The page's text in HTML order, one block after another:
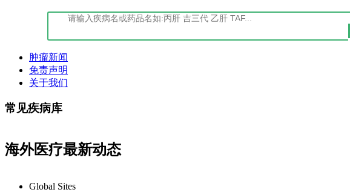
肿瘤新闻
免责声明
关于我们
常见疾病库
海外医疗最新动态
Global Sites